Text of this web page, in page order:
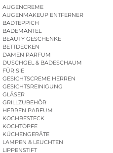
AUGENCREME
AUGENMAKEUP ENTFERNER
BADTEPPICH
BADEMÄNTEL
BEAUTY GESCHENKE
BETTDECKEN
DAMEN PARFUM
DUSCHGEL & BADESCHAUM
FÜR SIE
GESICHTSCREME HERREN
GESICHTSREINIGUNG
GLÄSER
GRILLZUBEHÖR
HERREN PARFUM
KOCHBESTECK
KOCHTÖPFE
KÜCHENGERÄTE
LAMPEN & LEUCHTEN
LIPPENSTIFT